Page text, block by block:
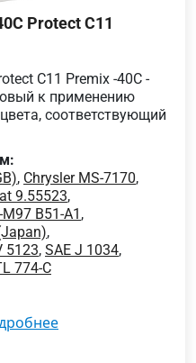
Protect C11
C11 Premix -40C -
к применению
соответствующий
, Chrysler MS-7170,
9.55523,
B51-A1 ,
,
5123, SAE J 1034,
774-C